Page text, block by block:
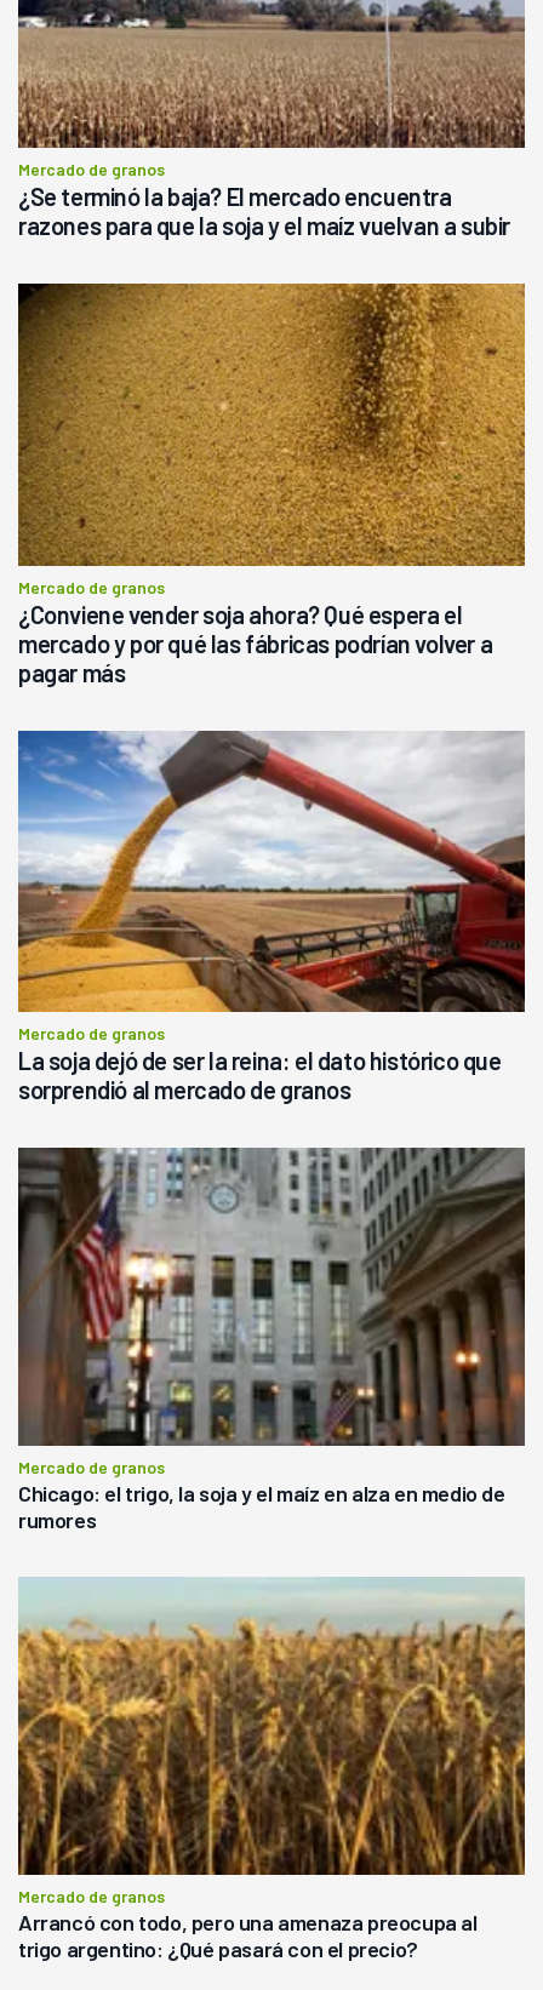
Mercado de granos
¿Se terminó la baja? El mercado encuentra
razones para que la soja y el maíz vuelvan a subir
Mercado de granos
¿Conviene vender soja ahora? Qué espera el
mercado y por qué las fábricas podrían volver a
pagar más
Mercado de granos
La soja dejó de ser la reina: el dato histórico que
sorprendió al mercado de granos
Mercado de granos
Chicago: el trigo, la soja y el maíz en alza en medio de
rumores
Mercado de granos
Arrancó con todo, pero una amenaza preocupa al
trigo argentino: ¿Qué pasará con el precio?